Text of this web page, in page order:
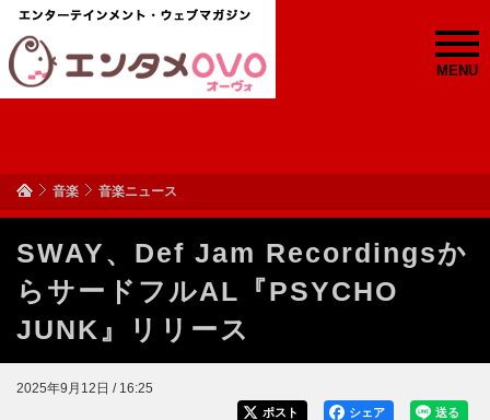
MENU
音楽 音楽ニュース
SWAY、Def Jam Recordingsか
らサードフルAL『PSYCHO
JUNK』リリース
2025年9月12日 / 16:25
送る
シェア
ポスト